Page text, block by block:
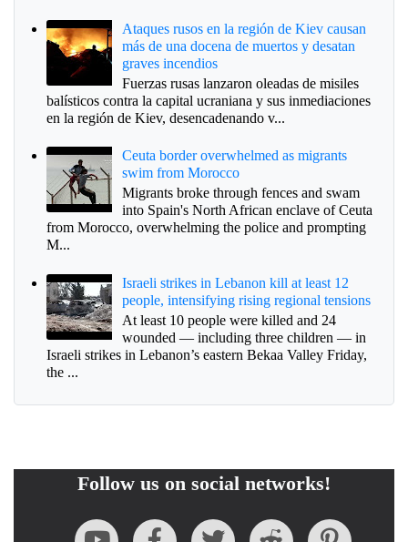
Ataques rusos en la región de Kiev causan
más de una docena de muertos y desatan
graves incendios
Fuerzas rusas lanzaron oleadas de misiles
balísticos contra la capital ucraniana y sus inmediaciones
en la región de Kiev, desencadenando v...
Ceuta border overwhelmed as migrants
swim from Morocco
Migrants broke through fences and swam
into Spain's North African enclave of Ceuta
from Morocco, overwhelming the police and prompting
M...
Israeli strikes in Lebanon kill at least 12
people, intensifying rising regional tensions
At least 10 people were killed and 24
wounded — including three children — in
Israeli strikes in Lebanon’s eastern Bekaa Valley Friday,
the ...
Follow us on social networks!